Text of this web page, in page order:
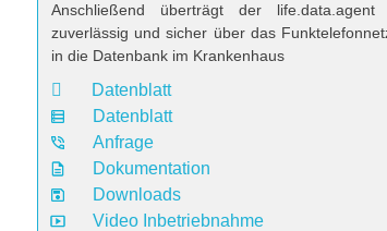
Anschließend überträgt der
zuverlässig und sicher über das
in die Datenbank im Krankenhaus
Datenblatt
Datenblatt
Anfrage
Dokumentation
Downloads
Video Inbetriebnahme